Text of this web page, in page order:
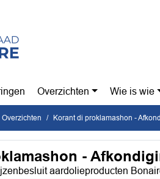
Overzichten Wie is wie
Overzichten Korant di proklamashon -
-
aardolieproducten